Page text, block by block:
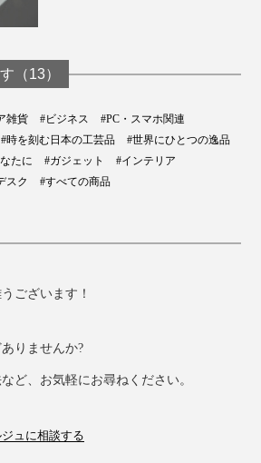
ホルダーや指輪などちょっとした
なります。
（13）
雑貨 #ビジネス
#PC・スマホ関連
#時を刻む日本の工芸品
#世界にひとつの逸品
たに
#ガジェット
#インテリア
スク #すべての商品
ございます！
りませんか?
ど、お気軽にお尋ねください。
ュに相談する